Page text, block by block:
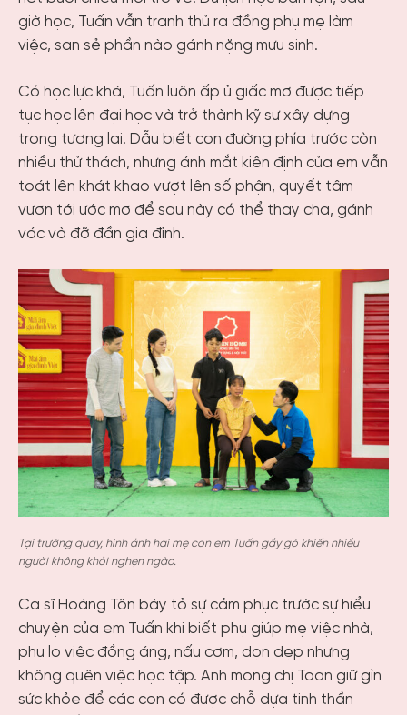
giờ học, Tuấn vẫn tranh thủ ra đồng phụ mẹ làm
việc, san sẻ phần nào gánh nặng mưu sinh.
Có học lực khá, Tuấn luôn ấp ủ giấc mơ được tiếp
tục học lên đại học và trở thành kỹ sư xây dựng
trong tương lai. Dẫu biết con đường phía trước còn
nhiều thử thách, nhưng ánh mắt kiên định của em vẫn
toát lên khát khao vượt lên số phận, quyết tâm
vươn tới ước mơ để sau này có thể thay cha, gánh
vác và đỡ đần gia đình.
Tại trường quay, hình ảnh hai mẹ con em Tuấn gầy gò khiến nhiều
người không khỏi nghẹn ngào.
Ca sĩ Hoàng Tôn bày tỏ sự cảm phục trước sự hiểu
chuyện của em Tuấn khi biết phụ giúp mẹ việc nhà,
phụ lo việc đồng áng, nấu cơm, dọn dẹp nhưng
không quên việc học tập. Anh mong chị Toan giữ gìn
sức khỏe để các con có được chỗ dựa tinh thần